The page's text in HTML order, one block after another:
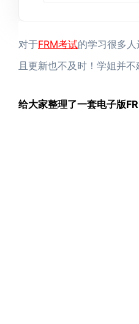
对于FRM考试的学习很多
且更新也不及时！学姐并
给大家整理了一套电子版